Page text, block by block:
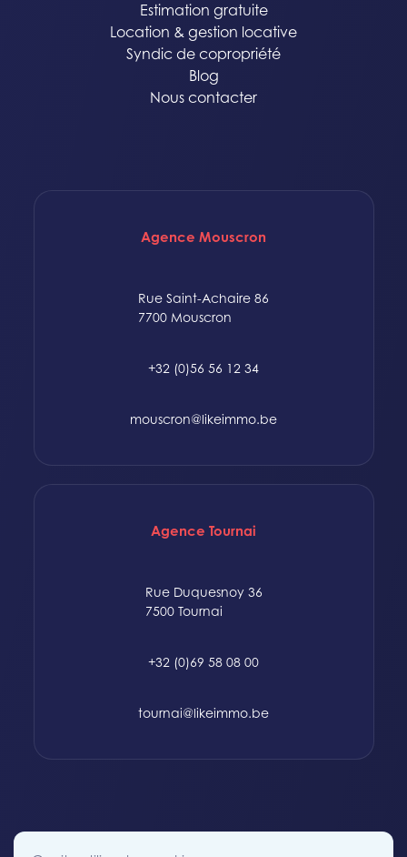
Estimation gratuite
Location & gestion locative
Syndic de copropriété
Blog
Nous contacter
Agence Mouscron
Rue Saint-Achaire 86
7700 Mouscron
+32 (0)56 56 12 34
mouscron@likeimmo.be
Agence Tournai
Rue Duquesnoy 36
7500 Tournai
+32 (0)69 58 08 00
tournai@likeimmo.be